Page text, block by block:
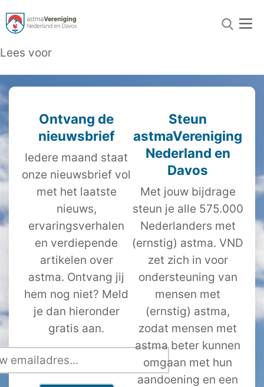
Lees voor
Ontvang de
nieuwsbrief
Iedere maand staat
onze nieuwsbrief vol
met het laatste
nieuws,
ervaringsverhalen
en verdiepende
artikelen over
astma. Ontvang jij
hem nog niet? Meld
je dan hieronder
gratis aan.
Steun
astmaVereniging
Nederland en
Davos
Met jouw bijdrage
steun je alle 575.000
Nederlanders met
(ernstig) astma. VND
zet zich in voor
ondersteuning van
mensen met
(ernstig) astma,
zodat mensen met
astma beter kunnen
omgaan met hun
aandoening en een